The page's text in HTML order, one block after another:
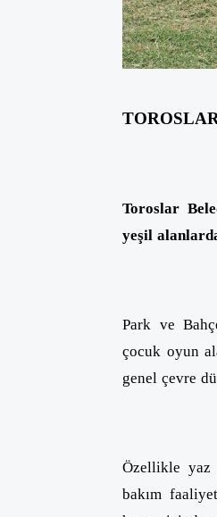
Toroslar
yeşil
Park ve
çocuk oyun
genel çevre
Özellikle yaz
bakım